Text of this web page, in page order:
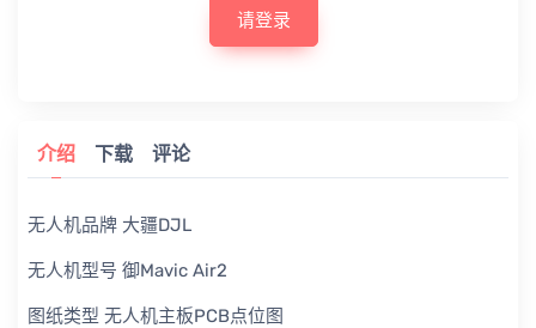
请登录
介绍 下载 评论
无人机品牌 大疆DJL
无人机型号 御Mavic Air2
图纸类型 无人机主板PCB点位图